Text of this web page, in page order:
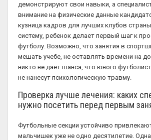
демонстрируют свои навыки, а
внимание на физические данные
кузница кадров для лучших клубов
систему, ребенок делает первый шаг к
футболу. Возможно, что занятия в
мешать учебе, не оставлять времени на
никто не дает шанса, что юного
не нанесут психологическую травму.
Проверка лучше лечения: каких
нужно посетить перед первым
Футбольные секции устойчиво
мальчишек уже не одно десятилетие.